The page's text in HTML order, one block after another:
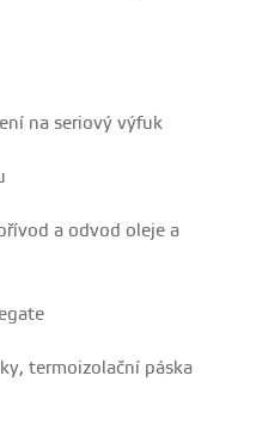
na seriový výfuk
a odvod oleje a
termoizolační páska